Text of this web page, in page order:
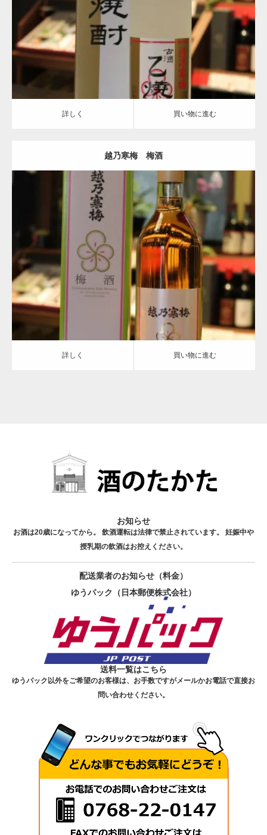
詳しく
詳しく 買い物に進む
越乃寒梅 梅酒
越乃寒梅
詳しく 買い物に進む
詳しく 買い物に進む
お知らせ
お酒は20歳になってから。 飲酒運転は法律で禁止されています。 妊娠中や
授乳期の飲酒はお控えください。
配送業者のお知らせ（料金）
ゆうパック（日本郵便株式会社）
送料一覧はこちら
ゆうパック以外をご希望のお客様は、お手数ですがメールかお電話で直接お
問い合わせください。